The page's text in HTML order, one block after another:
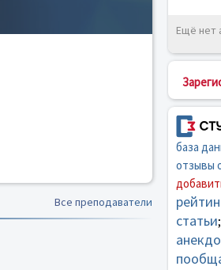
Все преподаватели
Ещё нет
база
отзывы
статьи;